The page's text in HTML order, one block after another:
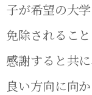
子が希望の大
免除されるこ
感謝すると共
良い方向に向